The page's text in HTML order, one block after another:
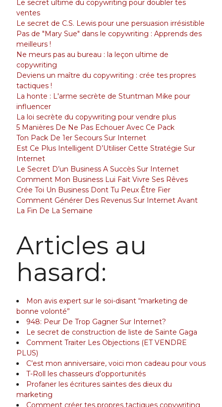
Le secret ultime du copywriting pour doubler tes
ventes
Le secret de C.S. Lewis pour une persuasion irrésistible
Pas de "Mary Sue" dans le copywriting : Apprends des
meilleurs !
Ne meurs pas au bureau : la leçon ultime de
copywriting
Deviens un maître du copywriting : crée tes propres
tactiques !
La honte : L'arme secrète de Stuntman Mike pour
influencer
La loi secrète du copywriting pour vendre plus
5 Manières De Ne Pas Echouer Avec Ce Pack
Ton Pack De 1er Secours Sur Internet
Est Ce Plus Intelligent D’Utiliser Cette Stratégie Sur
Internet
Le Secret D’un Business A Succès Sur Internet
Comment Mon Business Lui Fait Vivre Ses Rêves
Crée Toi Un Business Dont Tu Peux Être Fier
Comment Générer Des Revenus Sur Internet Avant
La Fin De La Semaine
Articles au
hasard:
Mon avis expert sur le soi-disant “marketing de
bonne volonté”
948: Peur De Trop Gagner Sur Internet?
Le secret de construction de liste de Sainte Gaga
Comment Traiter Les Objections (ET VENDRE
PLUS)
C’est mon anniversaire, voici mon cadeau pour vous
T-Roll les chasseurs d’opportunités
Profaner les écritures saintes des dieux du
marketing
Comment créer tes propres tactiques copywriting